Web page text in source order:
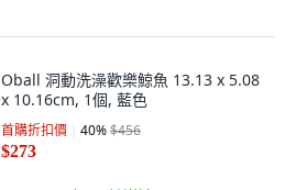
Oball 洞動洗澡歡樂鯨魚 13.13 x 5.08
x 10.16cm, 1個, 藍色
首購折扣價 40%$456
$273